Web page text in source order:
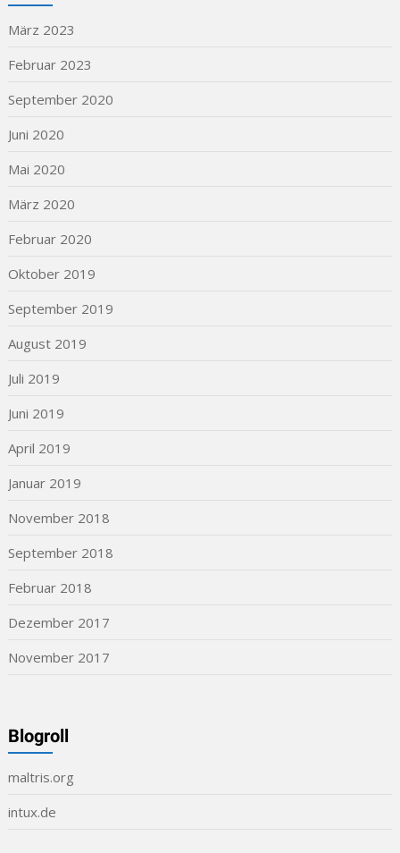
März 2023
Februar 2023
September 2020
Juni 2020
Mai 2020
März 2020
Februar 2020
Oktober 2019
September 2019
August 2019
Juli 2019
Juni 2019
April 2019
Januar 2019
November 2018
September 2018
Februar 2018
Dezember 2017
November 2017
Blogroll
maltris.org
intux.de